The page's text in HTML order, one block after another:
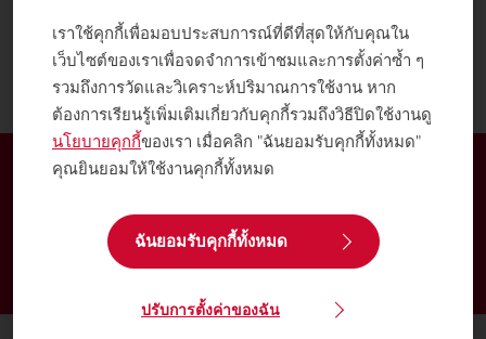
เราใช้คุกกี้เพื่อมอบประสบการณ์ที่ดีที่สุดให้กับคุณใน
เว็บไซต์ของเราเพื่อจดจำการเข้าชมและการตั้งค่าซ้ำ ๆ
รวมถึงการวัดและวิเคราะห์ปริมาณการใช้งาน หาก
ต้องการเรียนรู้เพิ่มเติมเกี่ยวกับคุกกี้รวมถึงวิธีปิดใช้งานดู
นโยบายคุกกี้ของเรา เมื่อคลิก "ฉันยอมรับคุกกี้ทั้งหมด"
คุณยินยอมให้ใช้งานคุกกี้ทั้งหมด
ฉันยอมรับคุกกี้ทั้งหมด
ปรับการตั้งค่าของฉัน
สั่งซื้อออนไลน์ได้ตลอด 24 ชั่วโมง
จัดส่งตั้งแต่วันจันทร์ถึงวันศุกร์